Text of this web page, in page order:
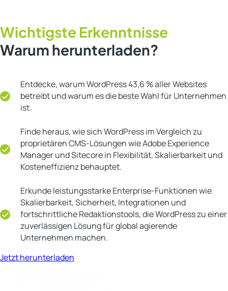
Wichtigste Erkenntnisse
Warum herunterladen?
Entdecke, warum WordPress 43,6 % aller Websites
betreibt und warum es die beste Wahl für Unternehmen
ist.
Finde heraus, wie sich WordPress im Vergleich zu
proprietären CMS-Lösungen wie Adobe Experience
Manager und Sitecore in Flexibilität, Skalierbarkeit und
Kosteneffizienz behauptet.
Erkunde leistungsstarke Enterprise-Funktionen wie
Skalierbarkeit, Sicherheit, Integrationen und
fortschrittliche Redaktionstools, die WordPress zu einer
zuverlässigen Lösung für global agierende
Unternehmen machen.
Jetzt herunterladen